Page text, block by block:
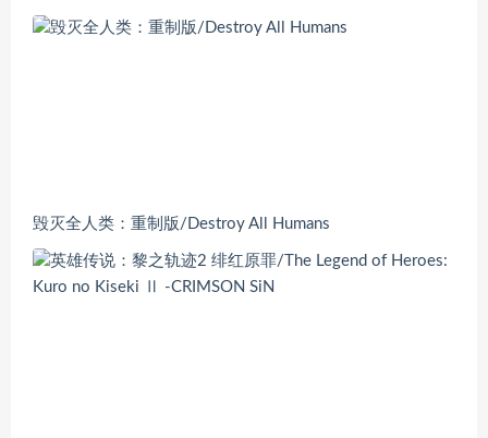
毁灭全人类：重制版/Destroy All Humans